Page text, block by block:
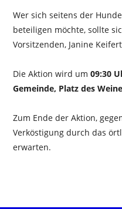
Wer sich seitens der
beteiligen möchte, sollte
Vorsitzenden, Janine
Die Aktion wird um09:30
Gemeinde, Platz des
Zum Ende der Aktion,
Verköstigung durch das
erwarten.